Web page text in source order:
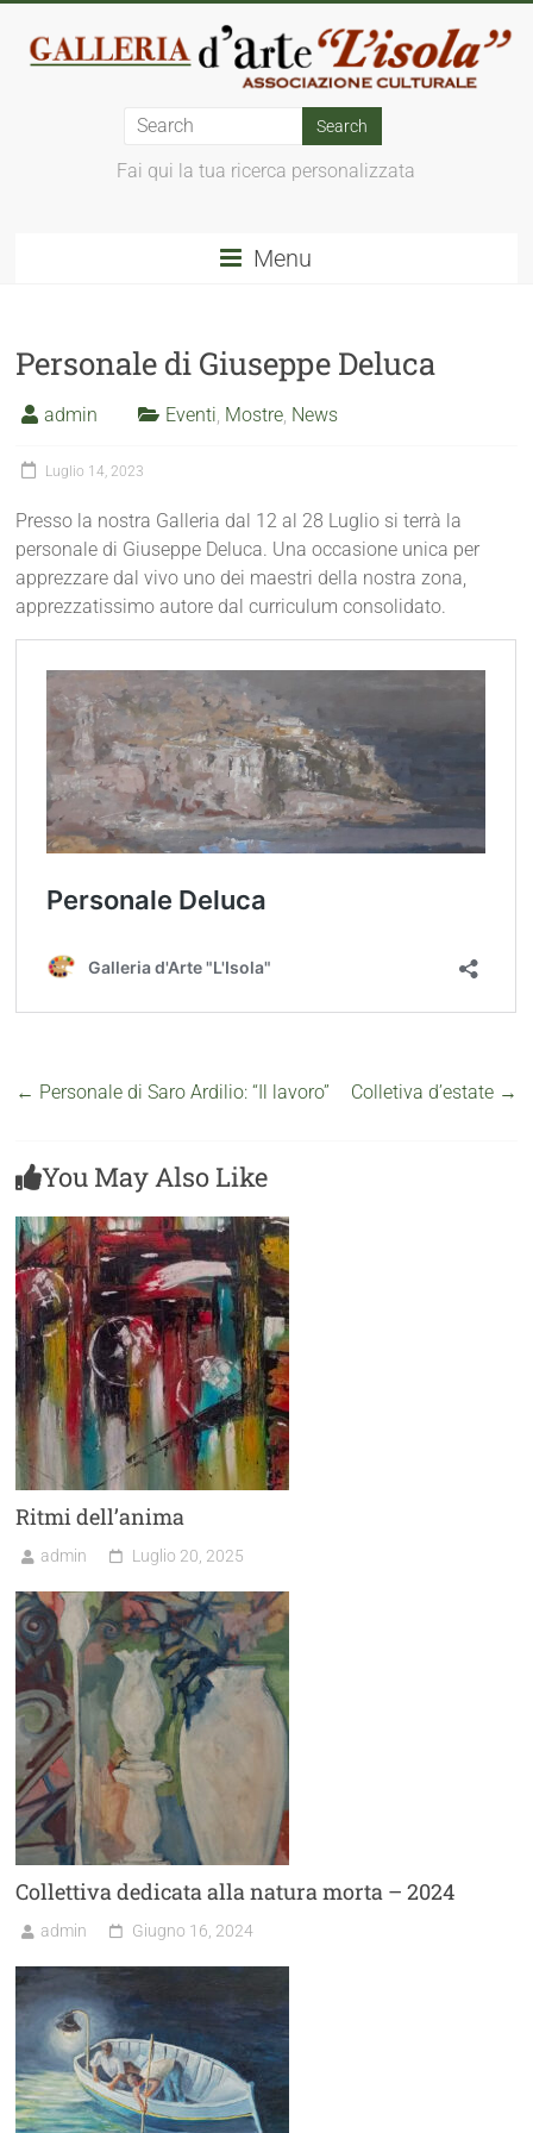
Fai qui la tua ricerca personalizzata
Menu
Personale di Giuseppe Deluca
admin Eventi Mostre News
Luglio 14, 2023
Presso la nostra Galleria dal 12 al 28 Luglio si terrà la
personale di Giuseppe Deluca. Una occasione unica per
apprezzare dal vivo uno dei maestri della nostra zona,
apprezzatissimo autore dal curriculum consolidato.
← Personale di Saro Ardilio: “Il lavoro” Colletiva d’estate →
You May Also Like
Ritmi dell’anima
admin Luglio 20, 2025
Collettiva dedicata alla natura morta – 2024
admin Giugno 16, 2024